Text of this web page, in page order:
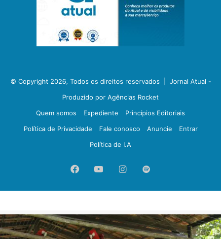
© Copyright 2026, Todos os direitos reservados | Jornal Atual -
Produzido por Agências Rocket
Quem somos
Expediente
Princípios Editoriais
Política de Privacidade
Fale conosco Anuncie
Entrar
Política de I.A
FacebookYouTubeInstagram
Spotify